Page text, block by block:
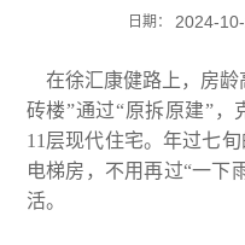
日期： 2024-
在徐汇康健路上，房龄
砖楼”通过“原拆原建”
11层现代住宅。年过七
电梯房，不用再过“一下
活。